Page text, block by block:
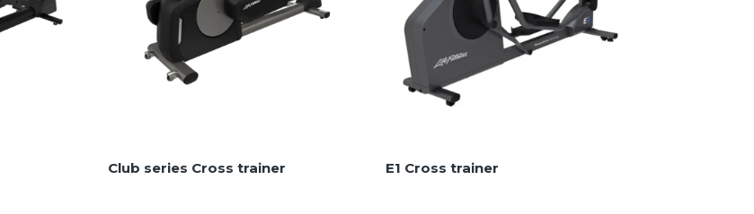
Club series Cross trainer E1 Cross trainer